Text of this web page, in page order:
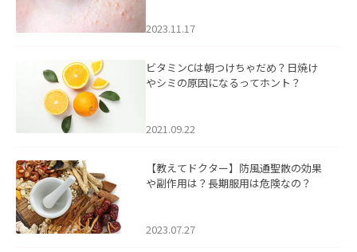
2023.11.17
ビタミンCは朝つけちゃだめ？日焼け
やシミの原因になるってホント？
2021.09.22
【教えてドクター】防風通聖散の効果
や副作用は？長期服用は危険なの？
2023.07.27